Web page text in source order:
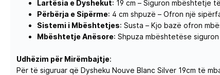
Lartësia e Dyshekut: 19 cm – Siguron mbështetje
Përbërja e Sipërme: 4 cm shpuzë – Ofron një
Sistemi i Mbështetjes: Susta – Kjo bazë ofron
Mbështetje Anësore: Shpuza mbështetëse
Udhëzim për Mirëmbajtje:
Për të siguruar që Dysheku Nouve Blanc Silver 19cm të